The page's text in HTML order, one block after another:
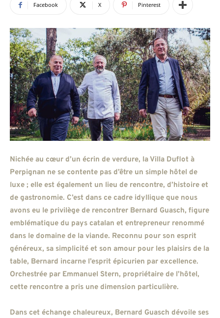
Facebook X Pinterest
Nichée au cœur d’un écrin de verdure, la Villa Duflot à
Perpignan ne se contente pas d’être un simple hôtel de
luxe ; elle est également un lieu de rencontre, d’histoire et
de gastronomie. C’est dans ce cadre idyllique que nous
avons eu le privilège de rencontrer Bernard Guasch, figure
emblématique du pays catalan et entrepreneur renommé
dans le domaine de la viande. Reconnu pour son esprit
généreux, sa simplicité et son amour pour les plaisirs de la
table, Bernard incarne l’esprit épicurien par excellence.
Orchestrée par Emmanuel Stern, propriétaire de l’hôtel,
cette rencontre a pris une dimension particulière.
Dans cet échange chaleureux, Bernard Guasch dévoile ses